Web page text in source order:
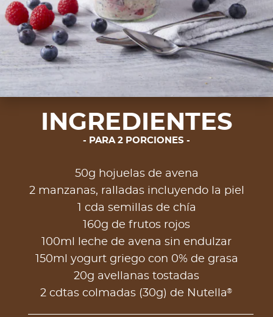
INGREDIENTES
PARA 2 PORCIONES
50g hojuelas de avena
2 manzanas, ralladas incluyendo la piel
1 cda semillas de chía
160g de frutos rojos
100ml leche de avena sin endulzar
150ml yogurt griego con 0% de grasa
20g avellanas tostadas
2 cdtas colmadas (30g) de Nutella®